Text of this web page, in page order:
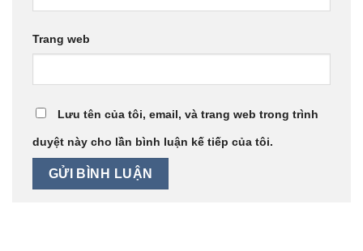
Trang web
Lưu tên của tôi, email, và trang web trong trình
duyệt này cho lần bình luận kế tiếp của tôi.